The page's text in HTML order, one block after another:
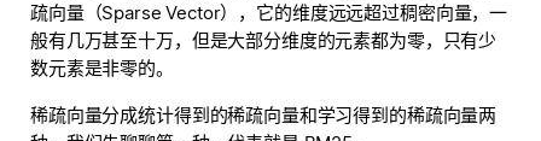
疏向量（Sparse Vector），它的维度远远超过稠密向量，一
般有几万甚至十万，但是大部分维度的元素都为零，只有少
数元素是非零的。
稀疏向量分成统计得到的稀疏向量和学习得到的稀疏向量两